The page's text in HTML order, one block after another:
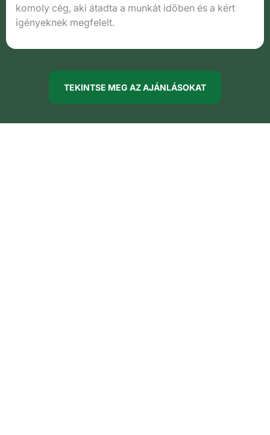
komoly cég, aki átadta a munkát időben és a kért
igényeknek megfelelt.
TEKINTSE MEG AZ AJÁNLÁSOKAT